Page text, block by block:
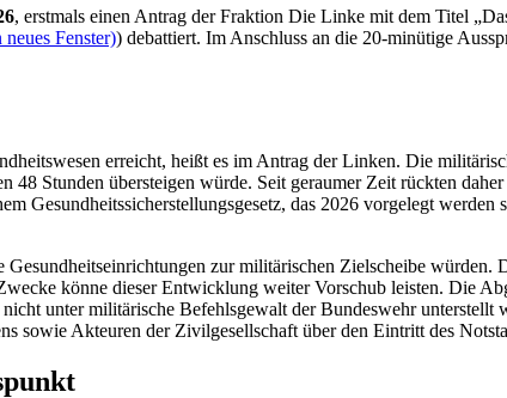
, erstmals einen Antrag der Fraktion Die Linke mit dem Titel
Fenster)) debattiert. Im Anschluss an die 20-minütige
erreicht, heißt es im Antrag der Linken. Die
48 Stunden übersteigen würde. Seit geraumer Zeit rückten
Gesundheitssicherstellungsgesetz, das 2026 vorgelegt
zur militärischen Zielscheibe
könne dieser Entwicklung weiter Vorschub leisten. Die
unter militärische Befehlsgewalt der Bundeswehr
sowie Akteuren der Zivilgesellschaft über den Eintritt des